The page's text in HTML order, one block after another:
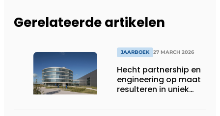
Gerelateerde artikelen
JAARBOEK 27 MARCH 2026
Hecht partnership en
engineering op maat
resulteren in uniek